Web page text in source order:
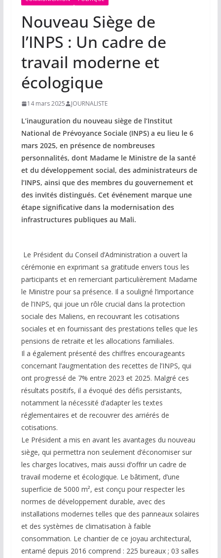
Nouveau Siège de
l’INPS : Un cadre de
travail moderne et
écologique
14 mars 2025 JOURNALISTE
L’inauguration du nouveau siège de l’Institut
National de Prévoyance Sociale (INPS) a eu lieu le 6
mars 2025, en présence de nombreuses
personnalités, dont Madame le Ministre de la santé
et du développement social, des administrateurs de
l’INPS, ainsi que des membres du gouvernement et
des invités distingués. Cet événement marque une
étape significative dans la modernisation des
infrastructures publiques au Mali.
Le Président du Conseil d’Administration a ouvert la
cérémonie en exprimant sa gratitude envers tous les
participants et en remerciant particulièrement Madame
le Ministre pour sa présence. Il a souligné l’importance
de l’INPS, qui joue un rôle crucial dans la protection
sociale des Maliens, en recouvrant les cotisations
sociales et en fournissant des prestations telles que les
pensions de retraite et les allocations familiales.
Il a également présenté des chiffres encourageants
concernant l’augmentation des recettes de l’INPS, qui
ont progressé de 7% entre 2023 et 2025. Malgré ces
résultats positifs, il a évoqué des défis persistants,
notamment la nécessité d’adapter les textes
réglementaires et de recouvrer des arriérés de
cotisations.
Le Président a mis en avant les avantages du nouveau
siège, qui permettra non seulement d’économiser sur
les charges locatives, mais aussi d’offrir un cadre de
travail moderne et écologique. Le bâtiment, d’une
superficie de 5000 m², est conçu pour respecter les
normes de développement durable, avec des
installations modernes telles que des panneaux solaires
et des systèmes de climatisation à faible
consommation. Le chantier de ce joyau architectural,
entamé depuis 2016 comprend : 225 bureaux ; 03 salles